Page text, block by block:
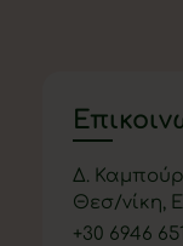
Δ.
Θεσ/νίκη,
+30 6946